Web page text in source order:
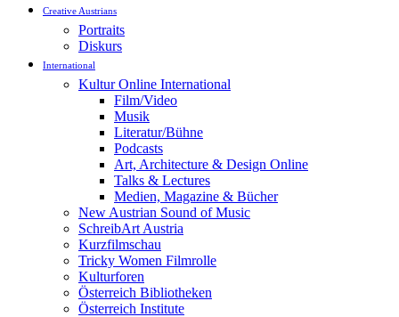
Creative Austrians
Portraits
Diskurs
International
Kultur Online International
Film/Video
Musik
Literatur/Bühne
Podcasts
Art, Architecture & Design Online
Talks & Lectures
Medien, Magazine & Bücher
New Austrian Sound of Music
SchreibArt Austria
Kurzfilmschau
Tricky Women Filmrolle
Kulturforen
Österreich Bibliotheken
Österreich Institute